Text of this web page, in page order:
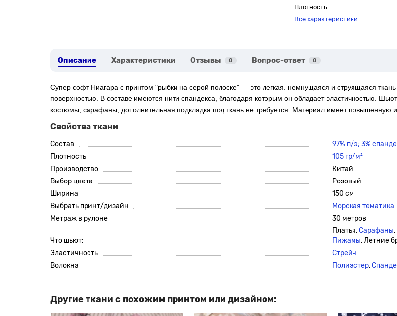
Плотность
Все характеристики
Описание Характеристики Отзывы 0 Вопрос-ответ 0
Супер софт Ниагара с принтом "рыбки на серой полоске" — это легкая, немнущаяся и струящаяся
поверхностью. В составе имеются нити спандекса, благодаря которым он обладает эластичностью.
костюмы, сарафаны, дополнительная подкладка под ткань не требуется. Материал имеет повышенную
Свойства ткани
Состав
97% п/э; 3%
Плотность
105 гр/м²
Производство
Китай
Выбор цвета
Розовый
Ширина
150 см
Выбрать принт/дизайн
Морская тематика
Метраж в рулоне
30 метров
Что шьют:
Платья,Сарафаны,
Пижамы, Летние
Эластичность
Стрейч
Волокна
Полиэстер,
Другие ткани с похожим принтом или дизайном: